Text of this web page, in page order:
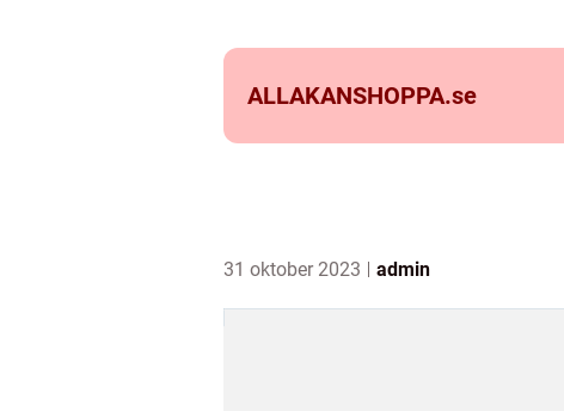
ALLAKANSHOPPA.se
31 oktober 2023 admin